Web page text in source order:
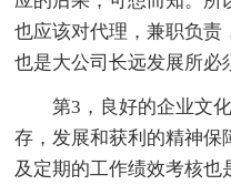
也应该对代理，兼职负责
也是大公司长远发展所必
第3，良好的企业文化
存，发展和获利的精神保
及定期的工作绩效考核